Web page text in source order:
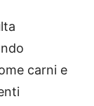
carni e